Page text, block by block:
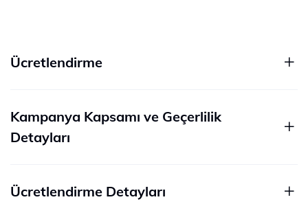
Ücretlendirme
Kampanya Kapsamı ve Geçerlilik
Detayları
Ücretlendirme Detayları